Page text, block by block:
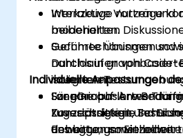
Werkzeuge nutzen und
beibehalten.
Suchmechanismen
nahtlos in
integrieren.
LangGraph-
Zuverlässigkeit und
debuggen sowie
Interaktive Vorträge
moderierten
Geführte Übungen und
Durchlaufen von Code-
isolierten
Szenariobasiertes
Konzeptdesign, Tests
Bewertungsmethoden.
Individuelle Anpassungen
Für eine auf Ihre
zugeschnittene
uns bitte, um